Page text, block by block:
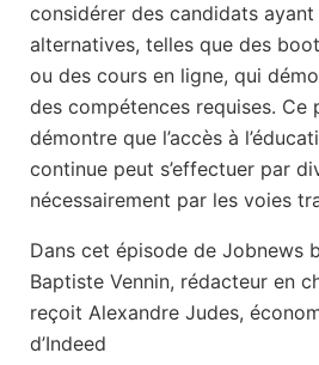
considérer des candidats
alternatives, telles que des
ou des cours en ligne, qui
des compétences requises. Ce
démontre que l’accès à
continue peut s’effectuer par
nécessairement par les voies
Dans cet épisode de Jobnews
Baptiste Vennin, rédacteur en
reçoit Alexandre Judes,
d’Indeed